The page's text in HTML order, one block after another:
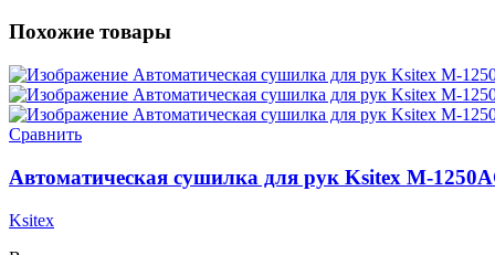
Похожие товары
Сравнить
Автоматическая сушилка для рук Ksitex M-
Ksitex